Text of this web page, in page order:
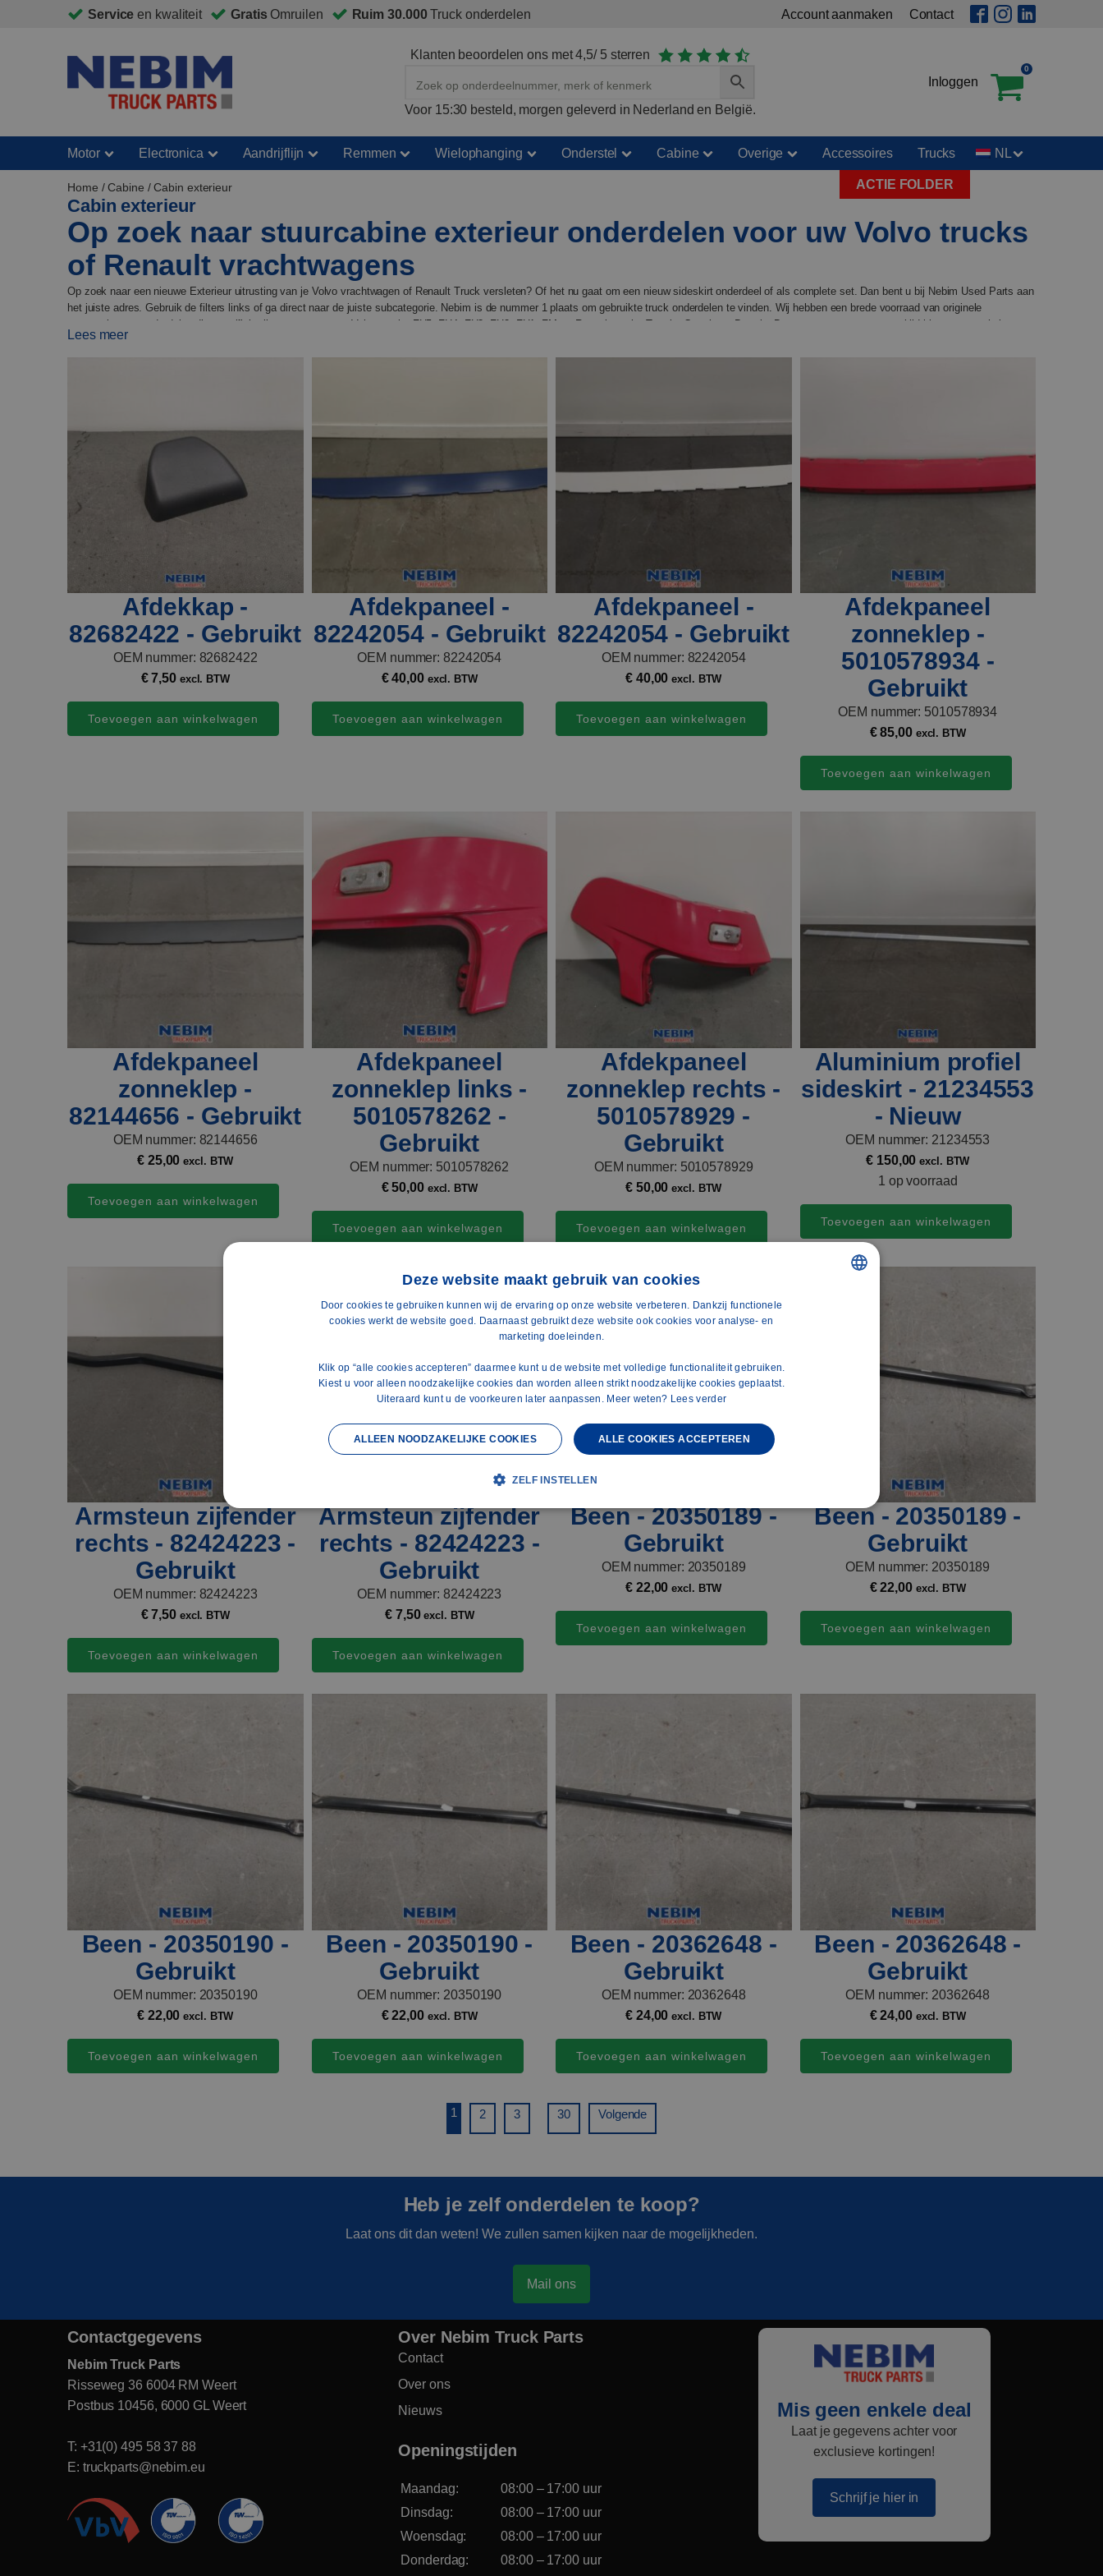
Serviceen kwaliteit Gratis Omruilen Ruim 30.000Truck onderdelen Account aanmaken Contact
Klanten beoordelen ons met 4,5/ 5 sterren
Voor 15:30 besteld, morgen geleverd in Nederland en België.
Inloggen
0
Motor Electronica Aandrijflijn Remmen Wielophanging Onderstel Cabine Overige Accessoires Trucks NL
ACTIE FOLDER
Home /Cabine / Cabin exterieur
Cabin exterieur
Op zoek naar stuurcabine exterieur onderdelen voor uw Volvo trucks
of Renault vrachtwagens
Op zoek naar een nieuwe Exterieur uitrusting van je Volvo vrachtwagen of Renault Truck versleten? Of het nu gaat om een nieuw sideskirt onderdeel of als complete set. Dan bent u bij Nebim Used Parts aan
het juiste adres. Gebruik de filters links of ga direct naar de juiste subcategorie. Nebim is de nummer 1 plaats om gebruikte truck onderdelen te vinden. Wij hebben een brede voorraad van originele
accessoires en onderdelen die specifiek zijn ontworpen voor Volvo trucks FH5, FH4, FH3, FH2, FH1, FM en Renault trucks T-serie, C-serie en D-serie. Daarnaast staat ons team altijd klaar om u te helpen
vinden net wat u nodig heeft. Bovendien bieden we een omruilgarantie op al onze onderdelen. Dus als u ooit ontevreden bent over een aankoop, laat het ons weten en we helpen u graag. En als u hulp nodig
heeft bij het installeren van een onderdeel, dan kunnen we dat ook doen. Kom vandaag nog met ons in contact!
Lees meer
Afdekkap -
82682422 - Gebruikt
OEM nummer: 82682422
€7,50 excl. BTW
Toevoegen aan winkelwagen
Afdekpaneel -
82242054 - Gebruikt
OEM nummer: 82242054
€40,00 excl. BTW
Toevoegen aan winkelwagen
Afdekpaneel -
82242054 - Gebruikt
OEM nummer: 82242054
€40,00 excl. BTW
Toevoegen aan winkelwagen
Afdekpaneel
zonneklep -
5010578934 -
Gebruikt
OEM nummer: 5010578934
€85,00 excl. BTW
Toevoegen aan winkelwagen
Afdekpaneel
zonneklep -
82144656 - Gebruikt
OEM nummer: 82144656
€25,00 excl. BTW
Toevoegen aan winkelwagen
Afdekpaneel
zonneklep links -
5010578262 -
Gebruikt
OEM nummer: 5010578262
€50,00 excl. BTW
Toevoegen aan winkelwagen
Afdekpaneel
zonneklep rechts -
5010578929 -
Gebruikt
OEM nummer: 5010578929
€50,00 excl. BTW
Toevoegen aan winkelwagen
Aluminium profiel
sideskirt - 21234553
- Nieuw
OEM nummer: 21234553
€ 150,00 excl. BTW
1 op voorraad
Toevoegen aan winkelwagen
Armsteun zijfender
rechts - 82424223 -
Gebruikt
OEM nummer: 82424223
€7,50 excl. BTW
Toevoegen aan winkelwagen
Armsteun zijfender
rechts - 82424223 -
Gebruikt
OEM nummer: 82424223
€7,50 excl. BTW
Toevoegen aan winkelwagen
Been - 20350189 -
Gebruikt
OEM nummer: 20350189
€22,00 excl. BTW
Toevoegen aan winkelwagen
Been - 20350189 -
Gebruikt
OEM nummer: 20350189
€22,00 excl. BTW
Toevoegen aan winkelwagen
Been - 20350190 -
Gebruikt
OEM nummer: 20350190
€22,00 excl. BTW
Toevoegen aan winkelwagen
Been - 20350190 -
Gebruikt
OEM nummer: 20350190
€22,00 excl. BTW
Toevoegen aan winkelwagen
Been - 20362648 -
Gebruikt
OEM nummer: 20362648
€24,00 excl. BTW
Toevoegen aan winkelwagen
Been - 20362648 -
Gebruikt
OEM nummer: 20362648
€24,00 excl. BTW
Toevoegen aan winkelwagen
1 2 3 30 Volgende
Heb je zelf onderdelen te koop?
Laat ons dit dan weten! We zullen samen kijken naar de mogelijkheden.
Mail ons
Contactgegevens
Nebim Truck Parts
Risseweg 36 6004 RM Weert
Postbus 10456, 6000 GL Weert
T: +31(0) 495 58 37 88
E: truckparts@nebim.eu
Over Nebim Truck Parts
Contact
Over ons
Nieuws
Openingstijden
Maandag:
08:00 – 17:00 uur
Dinsdag:
08:00 – 17:00 uur
Woensdag:
08:00 – 17:00 uur
Donderdag:
08:00 – 17:00 uur
Mis geen enkele deal
Laat je gegevens achter voor
exclusieve kortingen!
Schrijf je hier in
Deze website maakt gebruik van cookies
Door cookies te gebruiken kunnen wij de ervaring op onze website verbeteren. Dankzij functionele
cookies werkt de website goed. Daarnaast gebruikt deze website ook cookies voor analyse- en
marketing doeleinden.
Klik op “alle cookies accepteren” daarmee kunt u de website met volledige functionaliteit gebruiken.
Kiest u voor alleen noodzakelijke cookies dan worden alleen strikt noodzakelijke cookies geplaatst.
Uiteraard kunt u de voorkeuren later aanpassen. Meer weten? Lees verder
ALLE COOKIES ACCEPTEREN
ALLEEN NOODZAKELIJKE COOKIES
ZELF INSTELLEN